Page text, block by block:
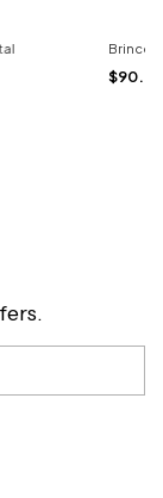
Brinco